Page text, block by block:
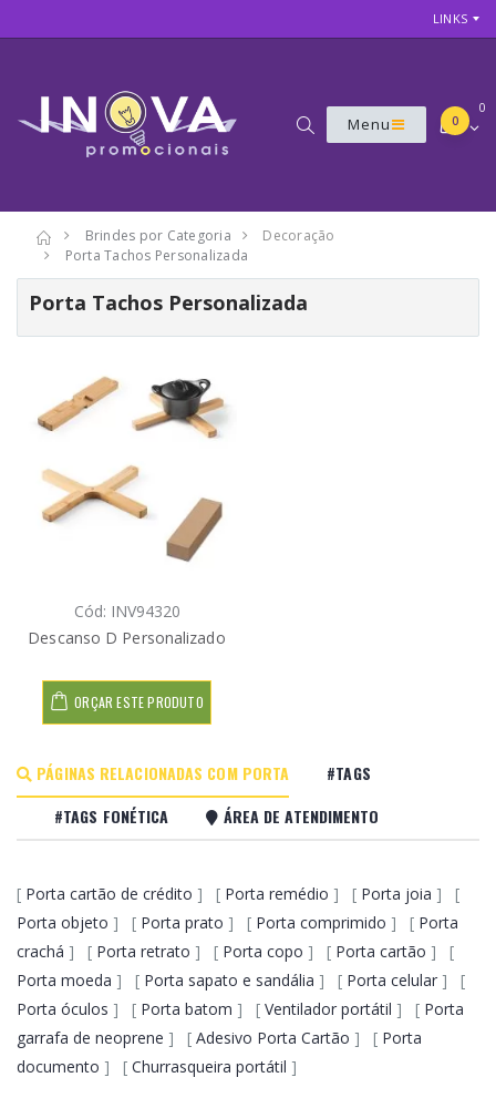
LINKS
Menu
0
0
Brindes por Categoria
Decoração
Porta Tachos Personalizada
Porta Tachos Personalizada
Cód: INV94320
Descanso D Personalizado
ORÇAR ESTE PRODUTO
PÁGINAS RELACIONADAS COM PORTA
#TAGS
#TAGS FONÉTICA
ÁREA DE ATENDIMENTO
[ Porta cartão de crédito ] [ Porta remédio ] [ Porta joia ] [
Porta objeto ] [ Porta prato ] [ Porta comprimido ] [ Porta
crachá ] [ Porta retrato ] [ Porta copo ] [ Porta cartão ] [
Porta moeda ] [ Porta sapato e sandália ] [ Porta celular ] [
Porta óculos ] [ Porta batom ] [ Ventilador portátil ] [ Porta
garrafa de neoprene ] [ Adesivo Porta Cartão ] [ Porta
documento ] [ Churrasqueira portátil ]